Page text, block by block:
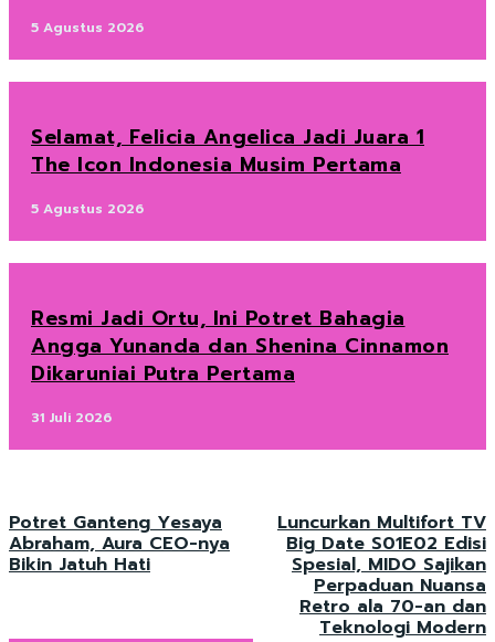
5 Agustus 2026
Selamat, Felicia Angelica Jadi Juara 1
The Icon Indonesia Musim Pertama
5 Agustus 2026
Resmi Jadi Ortu, Ini Potret Bahagia
Angga Yunanda dan Shenina Cinnamon
Dikaruniai Putra Pertama
31 Juli 2026
Potret Ganteng Yesaya
Abraham, Aura CEO-nya
Bikin Jatuh Hati
Luncurkan Multifort TV
Big Date S01E02 Edisi
Spesial, MIDO Sajikan
Perpaduan Nuansa
Retro ala 70-an dan
Teknologi Modern